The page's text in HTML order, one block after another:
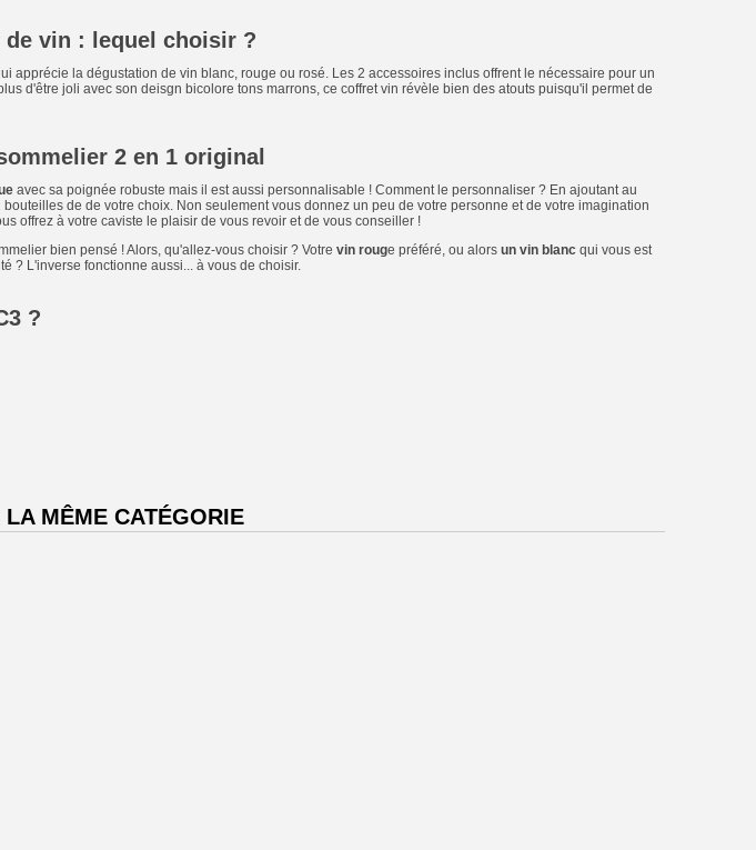
de vin : lequel choisir ?
apprécie la dégustation de vin blanc, rouge ou rosé. Les 2 accessoires inclus offrent le nécessaire pour un
d'être joli avec son deisgn bicolore tons marrons, ce coffret vin révèle bien des atouts puisqu'il permet de
2 en 1 original
avec sa poignée robuste mais il est aussi personnalisable ! Comment le personnaliser ? En ajoutant au
de de votre choix. Non seulement vous donnez un peu de votre personne et de votre imagination
offrez à votre caviste le plaisir de vous revoir et de vous conseiller !
bien pensé ! Alors, qu'allez-vous choisir ? Votre vin rouge préféré, ou alors un vin blanc qui vous est
? L'inverse fonctionne aussi... à vous de choisir.
?
MÊME CATÉGORIE